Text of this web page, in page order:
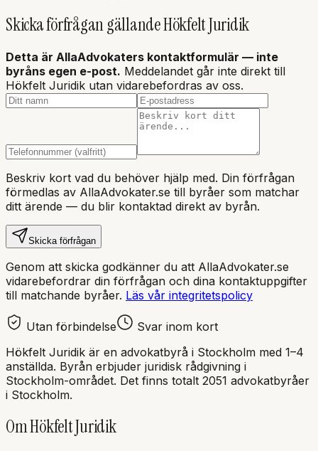
Skicka förfrågan gällandeHökfelt Juridik
Detta är AllaAdvokaters kontaktformulär — inte
byråns egen e-post. Meddelandet går inte direkt till
Hökfelt Juridik utan vidarebefordras av oss.
Beskriv kort vad du behöver hjälp med. Din förfrågan
förmedlas av AllaAdvokater.se till byråer som matchar
ditt ärende — du blir kontaktad direkt av byrån.
Skicka förfrågan
Genom att skicka godkänner du att AllaAdvokater.se
vidarebefordrar din förfrågan och dina kontaktuppgifter
till matchande byråer. Läs vår integritetspolicy
Utan förbindelse
Svar inom kort
Hökfelt Juridik är en advokatbyrå i Stockholm med 1–4
anställda. Byrån erbjuder juridisk rådgivning i
Stockholm-området. Det finns totalt 2051 advokatbyråer
i Stockholm.
OmHökfelt Juridik